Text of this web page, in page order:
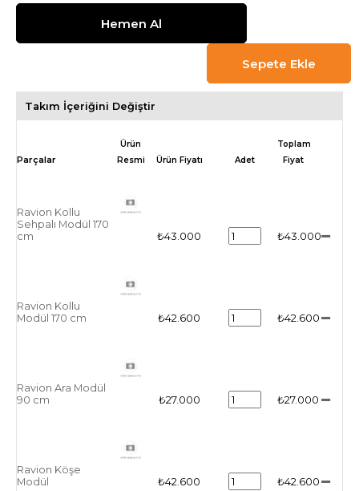
Takım İçeriğini Değiştir
Ürün
Resmi
Ürün Fiyatı Adet
Toplam
Fiyat
Ravion Kollu
Sehpalı Modül 170
cm
₺43.000 ₺43.000
Ravion Kollu
Modül 170 cm
₺42.600 ₺42.600
Ravion Ara Modül
90 cm
₺27.000 ₺27.000
Ravion Köşe
Modül
₺42.600 ₺42.600